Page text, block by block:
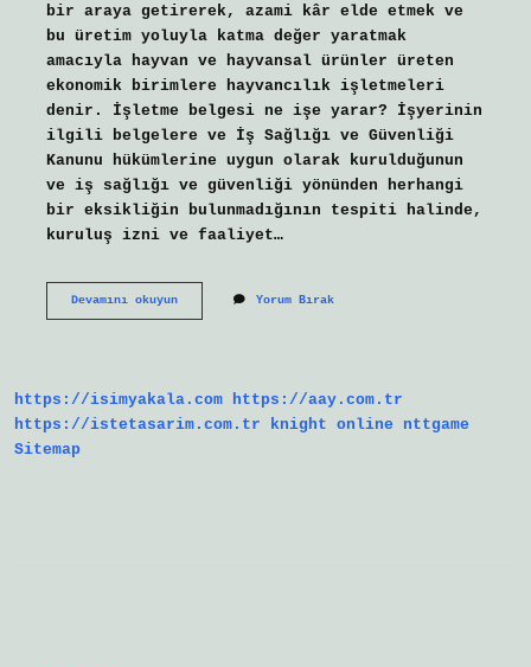
bir araya getirerek, azami kâr elde etmek ve
bu üretim yoluyla katma değer yaratmak
amacıyla hayvan ve hayvansal ürünler üreten
ekonomik birimlere hayvancılık işletmeleri
denir. İşletme belgesi ne işe yarar? İşyerinin
ilgili belgelere ve İş Sağlığı ve Güvenliği
Kanunu hükümlerine uygun olarak kurulduğunun
ve iş sağlığı ve güvenliği yönünden herhangi
bir eksikliğin bulunmadığının tespiti halinde,
kuruluş izni ve faaliyet…
Devamını okuyunHayvan
Yorum Bırak
https://isimyakala.com https://aay.com.tr
https://istetasarim.com.tr
knight online
nttgame
Sitemap